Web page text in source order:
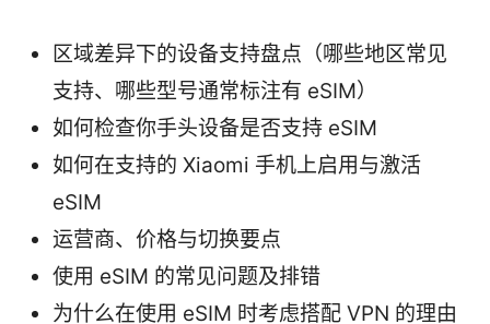
区域差异下的设备支持盘点（哪些地区常见
支持、哪些型号通常标注有 eSIM）
如何检查你手头设备是否支持 eSIM
如何在支持的 Xiaomi 手机上启用与激活
eSIM
运营商、价格与切换要点
使用 eSIM 的常见问题及排错
为什么在使用 eSIM 时考虑搭配 VPN 的理由